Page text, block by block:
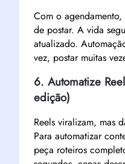
Com o
de postar. A vida
atualizado.
vez, postar muitas
6. Automatize
edição)
Reels viralizam, mas
Para automatizar
peça roteiros